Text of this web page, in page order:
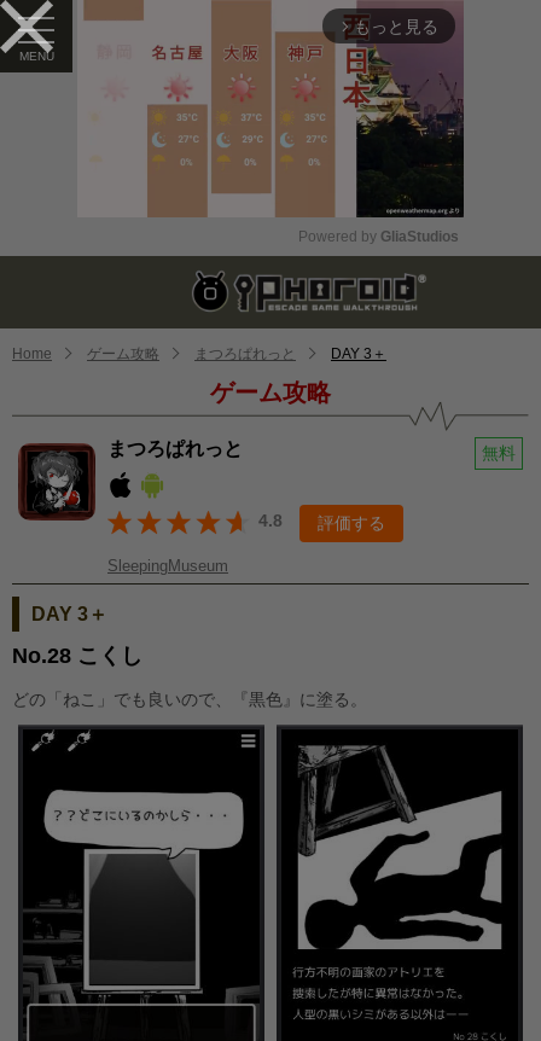
arrow_forward_ios もっと見る
Mute
Powered by GliaStudios
Home ゲーム攻略 まつろぱれっと DAY 3＋
ゲーム攻略
まつろぱれっと 無料
4.8 評価する
SleepingMuseum
DAY 3＋
No.28 こくし
どの「ねこ」でも良いので、『黒色』に塗る。